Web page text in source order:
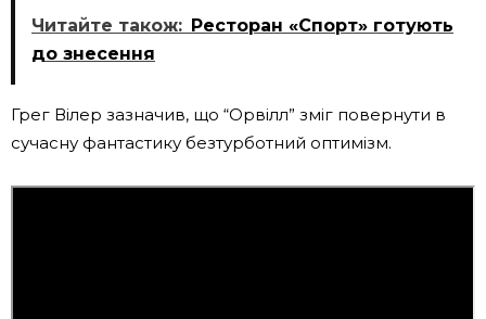
Читайте також: Ресторан «Спорт» готують
до знесення
Грег Вілер зазначив, що “Орвілл” зміг повернути в
сучасну фантастику безтурботний оптимізм.